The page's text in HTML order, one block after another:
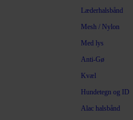
Læderhalsbånd
Mesh / Nylon
Med lys
Anti-Gø
Kvæl
Hundetegn og ID
Alac halsbånd